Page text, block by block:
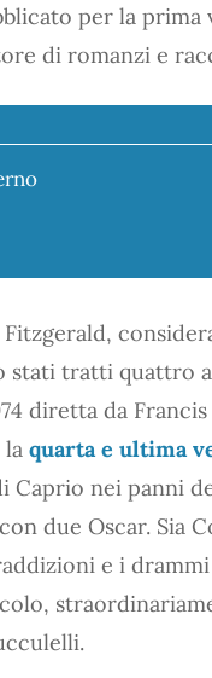
per la
di romanzi e
stati tratti quattro
diretta da
la quarta e ultima
Caprio nei panni
due Oscar. Sia
e i drammi